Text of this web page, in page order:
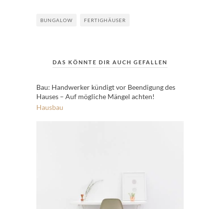
BUNGALOW FERTIGHÄUSER
DAS KÖNNTE DIR AUCH GEFALLEN
Bau: Handwerker kündigt vor Beendigung des
Hauses – Auf mögliche Mängel achten!
Hausbau